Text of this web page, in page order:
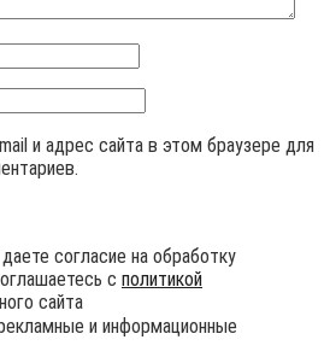
и адрес сайта в этом браузере для
согласие на обработку
с политикой
сайта
и информационные